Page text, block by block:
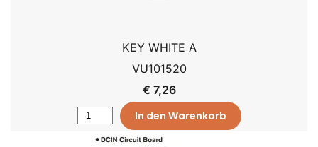
KEY WHITE A
VU101520
€ 7,26
In den Warenkorb